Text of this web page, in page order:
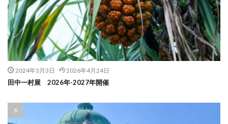
2024年3月3日 2026年4月24日
田中一村展 2026年-2027年開催